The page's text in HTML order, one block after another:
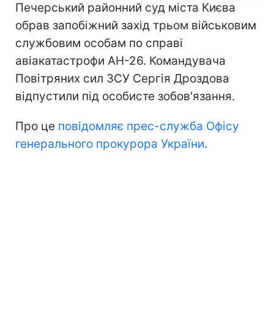
Печерський районний суд міста Києва
обрав запобіжний захід трьом військовим
службовим особам по справі
авіакатастрофи АН-26. Командувача
Повітряних сил ЗСУ Сергія Дроздова
відпустили під особисте зобов'язання.
Про це повідомляє прес-служба Офісу
генерального прокурора України.